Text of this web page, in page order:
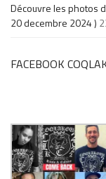
Découvre les photos
20 decembre 2024 )
FACEBOOK